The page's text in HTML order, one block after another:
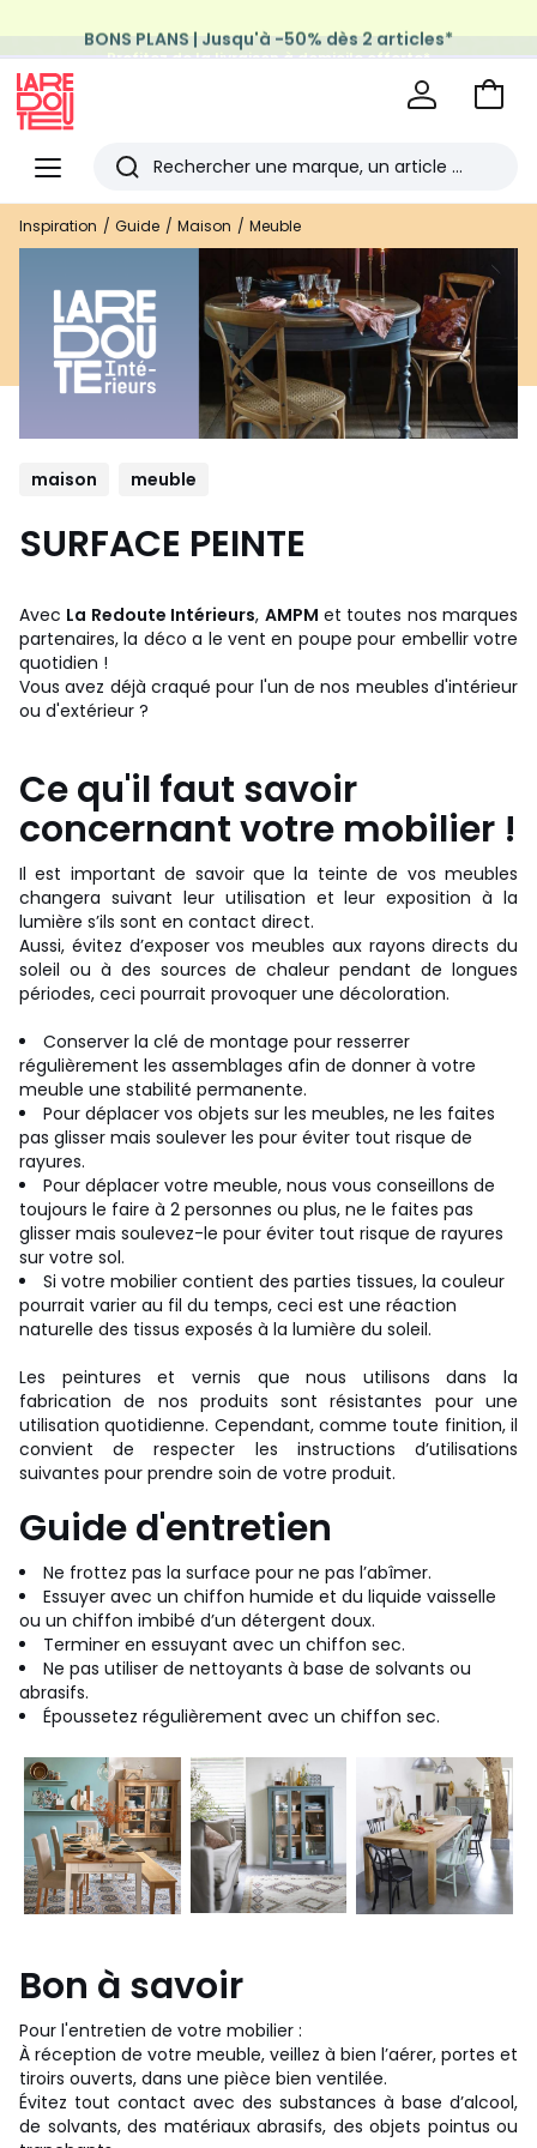
Profitez de la livraison à domicile offerte*
sur tous vos achats Mode & Maison
Menu
Redoute
Rechercher
Les
derniers
articles
consultés
Aller
Inspiration Guide Maison Meuble
maison meuble
SURFACE PEINTE
Avec La Redoute Intérieurs, AMPM et toutes nos marques
partenaires, la déco a le vent en poupe pour embellir votre
quotidien !
Vous avez déjà craqué pour l'un de nos meubles d'intérieur
ou d'extérieur ?
Ce qu'il faut savoir
concernant votre mobilier !
Il est important de savoir que la teinte de vos meubles
changera suivant leur utilisation et leur exposition à la
lumière s’ils sont en contact direct.
Aussi, évitez d’exposer vos meubles aux rayons directs du
soleil ou à des sources de chaleur pendant de longues
périodes, ceci pourrait provoquer une décoloration.
Conserver la clé de montage pour resserrer
régulièrement les assemblages afin de donner à votre
meuble une stabilité permanente.
Pour déplacer vos objets sur les meubles, ne les faites
pas glisser mais soulever les pour éviter tout risque de
rayures.
Pour déplacer votre meuble, nous vous conseillons de
toujours le faire à 2 personnes ou plus, ne le faites pas
glisser mais soulevez-le pour éviter tout risque de rayures
sur votre sol.
Si votre mobilier contient des parties tissues, la couleur
pourrait varier au fil du temps, ceci est une réaction
naturelle des tissus exposés à la lumière du soleil.
Les peintures et vernis que nous utilisons dans la
fabrication de nos produits sont résistantes pour une
utilisation quotidienne. Cependant, comme toute finition, il
convient de respecter les instructions d’utilisations
suivantes pour prendre soin de votre produit.
Guide d'entretien
Ne frottez pas la surface pour ne pas l’abîmer.
Essuyer avec un chiffon humide et du liquide vaisselle
ou un chiffon imbibé d’un détergent doux.
Terminer en essuyant avec un chiffon sec.
Ne pas utiliser de nettoyants à base de solvants ou
abrasifs.
Époussetez régulièrement avec un chiffon sec.
Bon à savoir
Pour l'entretien de votre mobilier :
À réception de votre meuble, veillez à bien l’aérer, portes et
tiroirs ouverts, dans une pièce bien ventilée.
Évitez tout contact avec des substances à base d’alcool,
de solvants, des matériaux abrasifs, des objets pointus ou